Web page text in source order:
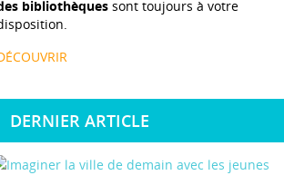
bibliothèques sont toujours à votre
DERNIER ARTICLE